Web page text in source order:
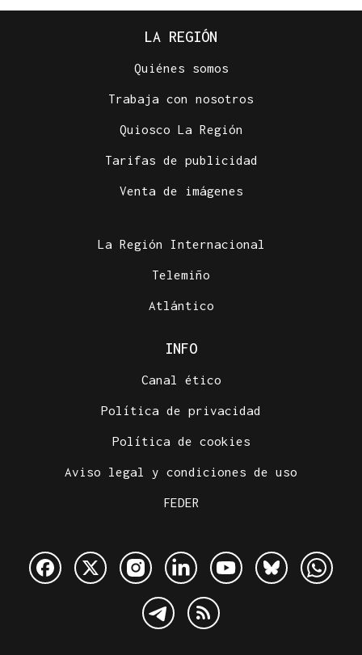
LA REGIÓN
Quiénes somos
Trabaja con nosotros
Quiosco La Región
Tarifas de publicidad
Venta de imágenes
La Región Internacional
Telemiño
Atlántico
INFO
Canal ético
Política de privacidad
Política de cookies
Aviso legal y condiciones de uso
FEDER